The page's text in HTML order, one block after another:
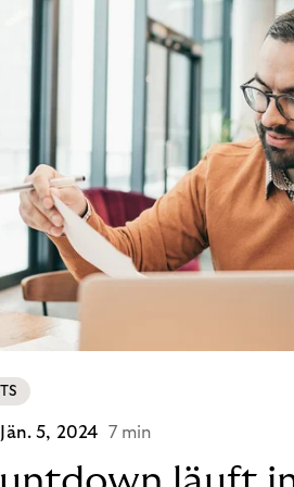
Jän. 5, 2024 7 min